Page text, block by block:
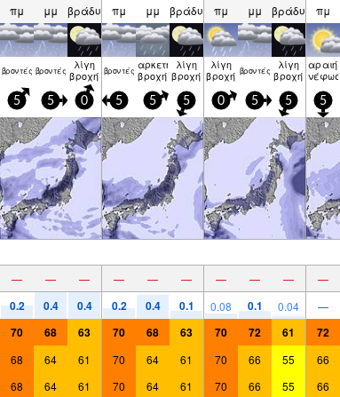
πμ μμ βράδυ πμ μμ βράδυ πμ μμ βράδυ πμ
βρον­τές βρον­τές λίγη
βροχή βρον­τές αρκετή
βροχή
λίγη
βροχή
λίγη
βροχή βρον­τές λίγη
βροχή
αραιή
5 5 0 5 5 5 0 5 5 5
— — — — — — — — — —
0.2 0.4 0.4 0.2 0.4 0.1 0.08 0.1 0.04 —
70 68 63 70 68 63 70 72 61 72
68 64 61 70 64 61 70 66 55 66
68 64 61 70 64 61 70 66 55 66